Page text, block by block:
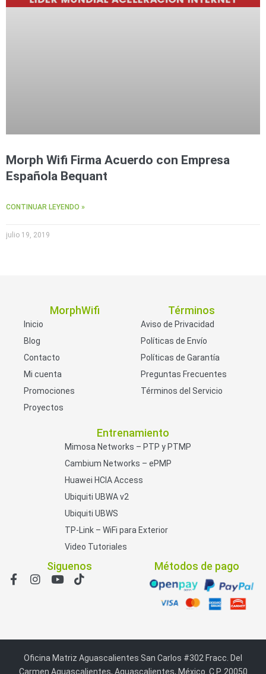
Morph Wifi Firma Acuerdo con Empresa
Española Bequant
CONTINUAR LEYENDO »
julio 19, 2019
MorphWifi
Inicio
Blog
Contacto
Mi cuenta
Promociones
Proyectos
Términos
Aviso de Privacidad
Políticas de Envío
Políticas de Garantía
Preguntas Frecuentes
Términos del Servicio
Entrenamiento
Mimosa Networks – PTP y PTMP
Cambium Networks – ePMP
Huawei HCIA Access
Ubiquiti UBWA v2
Ubiquiti UBWS
TP-Link – WiFi para Exterior
Video Tutoriales
Siguenos Métodos de pago
Oficina Matriz Aguascalientes San Carlos #302 Fracc. Del
Carmen Aguascalientes, Aguascalientes, México. C.P. 20050